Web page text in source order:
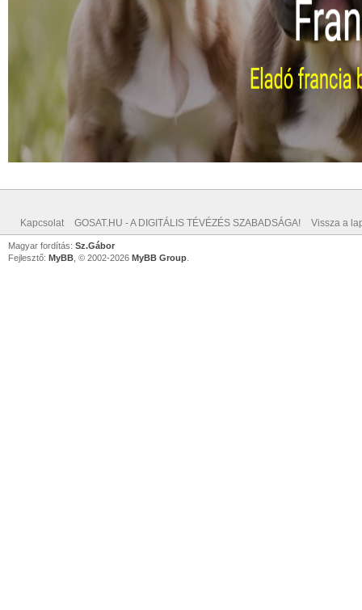
Kapcsolat GOSAT.HU - A DIGITÁLIS TÉVÉZÉS SZABADSÁGA! Vissza a
Magyar fordítás: Sz.Gábor
Fejlesztő: MyBB , © 2002-2026 MyBB Group